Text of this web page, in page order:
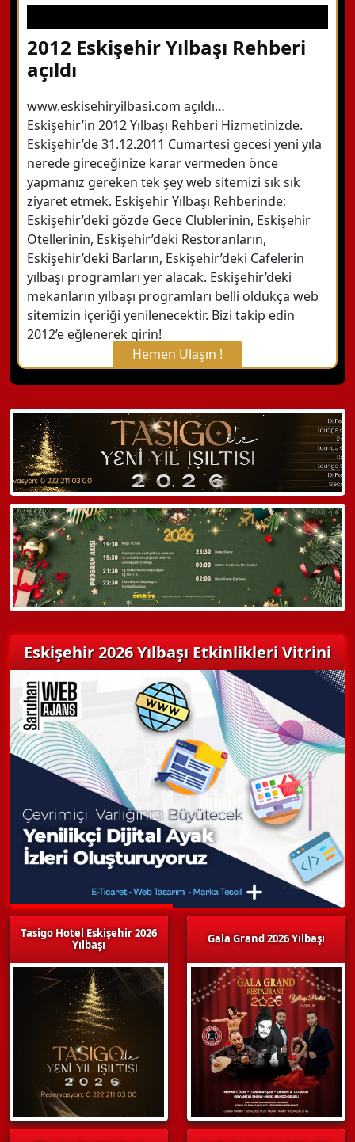
2012 Eskişehir Yılbaşı Rehberi
açıldı
www.eskisehiryilbasi.com açıldı…
Eskişehir’in 2012 Yılbaşı Rehberi Hizmetinizde.
Eskişehir’de 31.12.2011 Cumartesi gecesi yeni yıla
nerede gireceğinize karar vermeden önce
yapmanız gereken tek şey web sitemizi sık sık
ziyaret etmek. Eskişehir Yılbaşı Rehberinde;
Eskişehir’deki gözde Gece Clublerinin, Eskişehir
Otellerinin, Eskişehir’deki Restoranların,
Eskişehir’deki Barların, Eskişehir’deki Cafelerin
yılbaşı programları yer alacak. Eskişehir’deki
mekanların yılbaşı programları belli oldukça web
sitemizin içeriği yenilenecektir. Bizi takip edin
2012’e eğlenerek girin!
Hemen Ulaşın !
X Kapat
WhatsApp ile Bilgi Alın
Hemen Arayın
Detaylı Bilgi Alın
Eskişehir 2026 Yılbaşı Etkinlikleri Vitrini
Tasigo Hotel Eskişehir 2026
Yılbaşı
Gala Grand 2026 Yılbaşı